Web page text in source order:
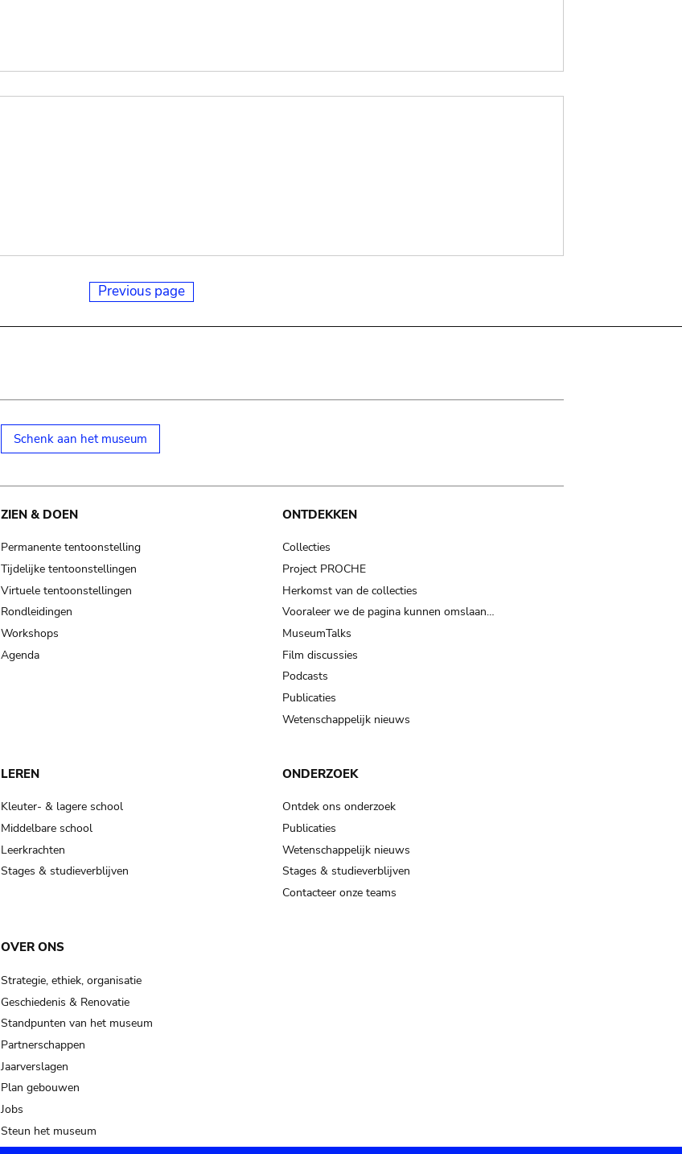
Previous page
Schenk aan het museum
ZIEN & DOEN
Permanente tentoonstelling
Tijdelijke tentoonstellingen
Virtuele tentoonstellingen
Rondleidingen
Workshops
Agenda
ONTDEKKEN
Collecties
Project PROCHE
Herkomst van de collecties
Vooraleer we de pagina kunnen omslaan…
MuseumTalks
Film discussies
Podcasts
Publicaties
Wetenschappelijk nieuws
LEREN
Kleuter- & lagere school
Middelbare school
Leerkrachten
Stages & studieverblijven
ONDERZOEK
Ontdek ons onderzoek
Publicaties
Wetenschappelijk nieuws
Stages & studieverblijven
Contacteer onze teams
OVER ONS
Strategie, ethiek, organisatie
Geschiedenis & Renovatie
Standpunten van het museum
Partnerschappen
Jaarverslagen
Plan gebouwen
Jobs
Steun het museum